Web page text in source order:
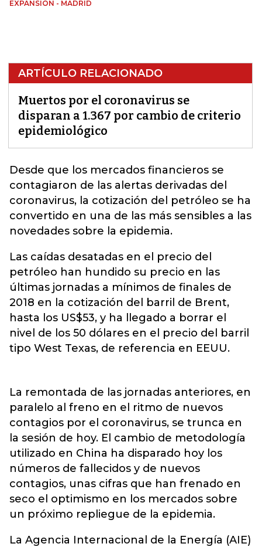
EXPANSIÓN - MADRID
ARTÍCULO RELACIONADO
Muertos por el coronavirus se
disparan a 1.367 por cambio de criterio
epidemiológico
Desde que los mercados financieros se
contagiaron de las alertas derivadas del
coronavirus, la cotización del petróleo se ha
convertido en una de las más sensibles a las
novedades sobre la epidemia.
Las caídas desatadas en el precio del
petróleo han hundido su precio en las
últimas jornadas a mínimos de finales de
2018 en la cotización del barril de Brent,
hasta los US$53, y ha llegado a borrar el
nivel de los 50 dólares en el precio del barril
tipo West Texas, de referencia en EEUU.
La remontada de las jornadas anteriores, en
paralelo al freno en el ritmo de nuevos
contagios por el coronavirus, se trunca en
la sesión de hoy. El cambio de metodología
utilizado en China ha disparado hoy los
números de fallecidos y de nuevos
contagios, unas cifras que han frenado en
seco el optimismo en los mercados sobre
un próximo repliegue de la epidemia.
La Agencia Internacional de la Energía (AIE)